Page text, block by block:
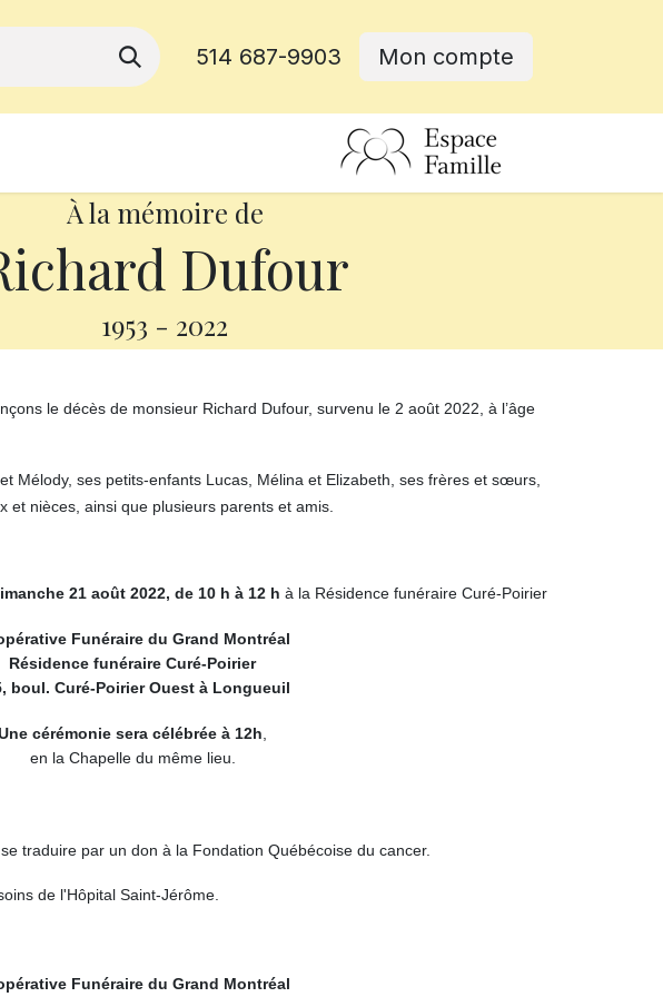
514 687-9903 Mon compte
À la mémoire de
Dufour
1953 - 2022
le décès de monsieur Richard Dufour, survenu le 2 août 2022, à l’âge
Mélody, ses petits-enfants Lucas, Mélina et Elizabeth, ses frères et sœurs,
nièces, ainsi que plusieurs parents et amis.
21 août 2022, de 10 h à 12 h à la Résidence funéraire Curé-Poirier
Funéraire du Grand Montréal
Résidence funéraire Curé-Poirier
boul. Curé-Poirier Ouest à Longueuil
cérémonie sera célébrée à 12h
en la Chapelle du même lieu.
traduire par un don à la Fondation Québécoise du cancer.
de l'Hôpital Saint-Jérôme.
Funéraire du Grand Montréal